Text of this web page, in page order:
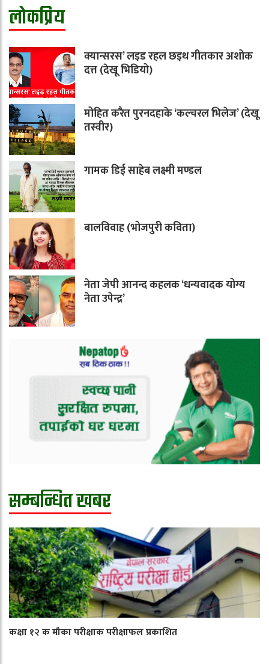
लोकप्रिय
क्यान्सरस’ लइड रहल छइथ गीतकार अशोक
दत्त (देखू भिडियो)
मोहित करैत पुरनदहाके ‘कल्चरल भिलेज’ (देखू
तस्वीर)
गामक डिई साहेब लक्ष्मी मण्डल
बालविवाह (भोजपुरी कविता)
नेता जेपी आनन्द कहलक ‘धन्यवादक योग्य
नेता उपेन्द्र’
सम्बन्धित खबर
कक्षा १२ क मौका परीक्षाक परीक्षाफल प्रकाशित